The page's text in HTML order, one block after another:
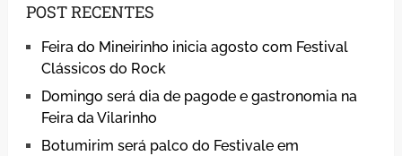
POST RECENTES
Feira do Mineirinho inicia agosto com Festival
Clássicos do Rock
Domingo será dia de pagode e gastronomia na
Feira da Vilarinho
Botumirim será palco do Festivale em